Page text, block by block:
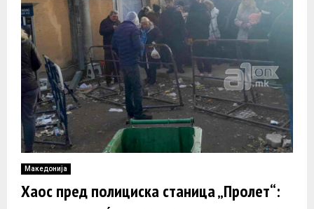
Македонија
Хаос пред полициска станица „Пролет“: